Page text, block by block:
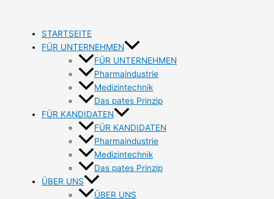
springen
STARTSEITE
FÜR UNTERNEHMEN
FÜR UNTERNEHMEN
Pharmaindustrie
Medizintechnik
Das pates Prinzip
FÜR KANDIDATEN
FÜR KANDIDATEN
Pharmaindustrie
Medizintechnik
Das pates Prinzip
ÜBER UNS
ÜBER UNS